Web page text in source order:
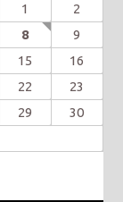
1
2
8
9
15
16
22
23
29
30